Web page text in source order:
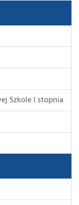
Szkole I stopnia